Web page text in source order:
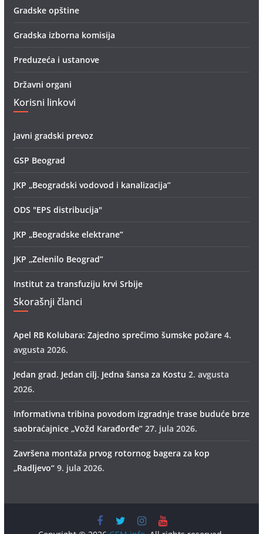
Gradske opštine
Gradska izborna komisija
Preduzeća i ustanove
Državni organi
Korisni linkovi
Javni gradski prevoz
GSP Beograd
JKP „Beogradski vodovod i kanalizacija”
ODS "EPS distribucija"
JKP „Beogradske elektrane”
JKP „Zelenilo Beograd”
Institut za transfuziju krvi Srbije
Skorašnji članci
Apel RB Kolubara: Zajedno sprečimo šumske požare 4.
avgusta 2026.
Jedan grad. Jedan cilj. Jedna šansa za Kostu 2. avgusta
2026.
Informativna tribina povodom izgradnje trase buduće brze
saobraćajnice „Vožd Кarađorđe“ 27. jula 2026.
Završena montaža prvog rotornog bagera za kop
„Radlјevo“ 9. jula 2026.